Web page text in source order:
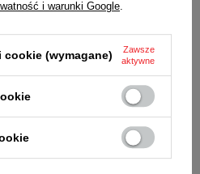
Masz pytania?
i warunki Google
(wymagane)
Zawsze
aktywne